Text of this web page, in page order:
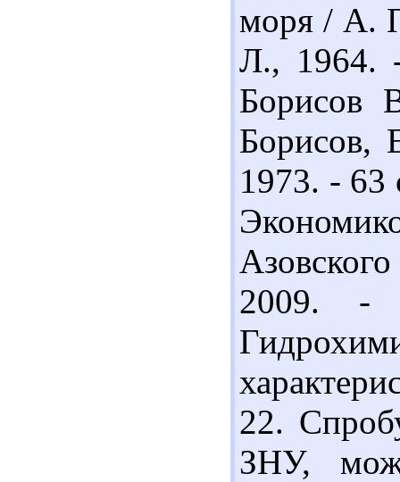
моря / А.
Л., 1964.
Борисов,
1973. - 63
2009.
22.
ЗНУ,